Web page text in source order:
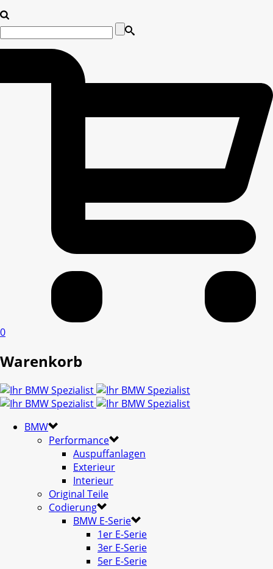
0
Warenkorb
BMW
Performance
Auspuffanlagen
Exterieur
Interieur
Original Teile
Codierung
BMW E-Serie
1er E-Serie
3er E-Serie
5er E-Serie